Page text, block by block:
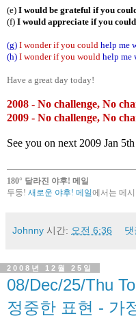
(e) I would be grateful if you
(f) I would appreciate if you could
(g) I wonder if you could help me
(h) I wonder if you would help me
Have a great day today!
2008 - No challenge, No
2009 - No challenge, No
See you on next 2009 Jan
180° 달라진 야후! 메일
두둥! 새로운 야후! 메일에서는 메
Johnny 시간: 오전 6:36
2008년 12월 25일
08/Dec/25/Thu
정중한 표현 - 가